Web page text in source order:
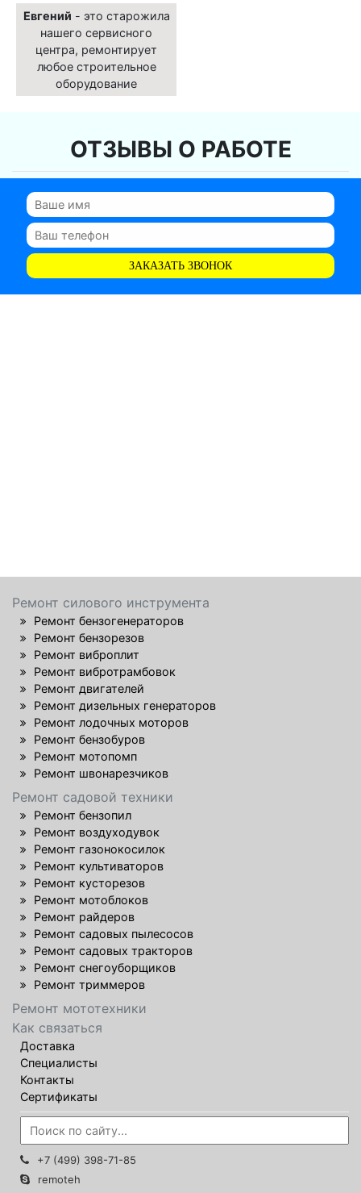
Евгений - это старожила
нашего сервисного
центра, ремонтирует
любое строительное
оборудование
ОТЗЫВЫ О РАБОТЕ
ЗАКАЗАТЬ ЗВОНОК
Ремонт силового инструмента
Ремонт бензогенераторов
Ремонт бензорезов
Ремонт виброплит
Ремонт вибротрамбовок
Ремонт двигателей
Ремонт дизельных генераторов
Ремонт лодочных моторов
Ремонт бензобуров
Ремонт мотопомп
Ремонт швонарезчиков
Ремонт садовой техники
Ремонт бензопил
Ремонт воздуходувок
Ремонт газонокосилок
Ремонт культиваторов
Ремонт кусторезов
Ремонт мотоблоков
Ремонт райдеров
Ремонт садовых пылесосов
Ремонт садовых тракторов
Ремонт снегоуборщиков
Ремонт триммеров
Ремонт мототехники
Как связаться
Доставка
Специалисты
Контакты
Сертификаты
+7 (499) 398-71-85
remoteh